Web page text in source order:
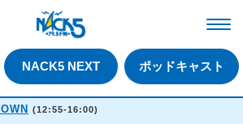
NACK5 NEXT ポッドキャスト
(12:55-16:00)